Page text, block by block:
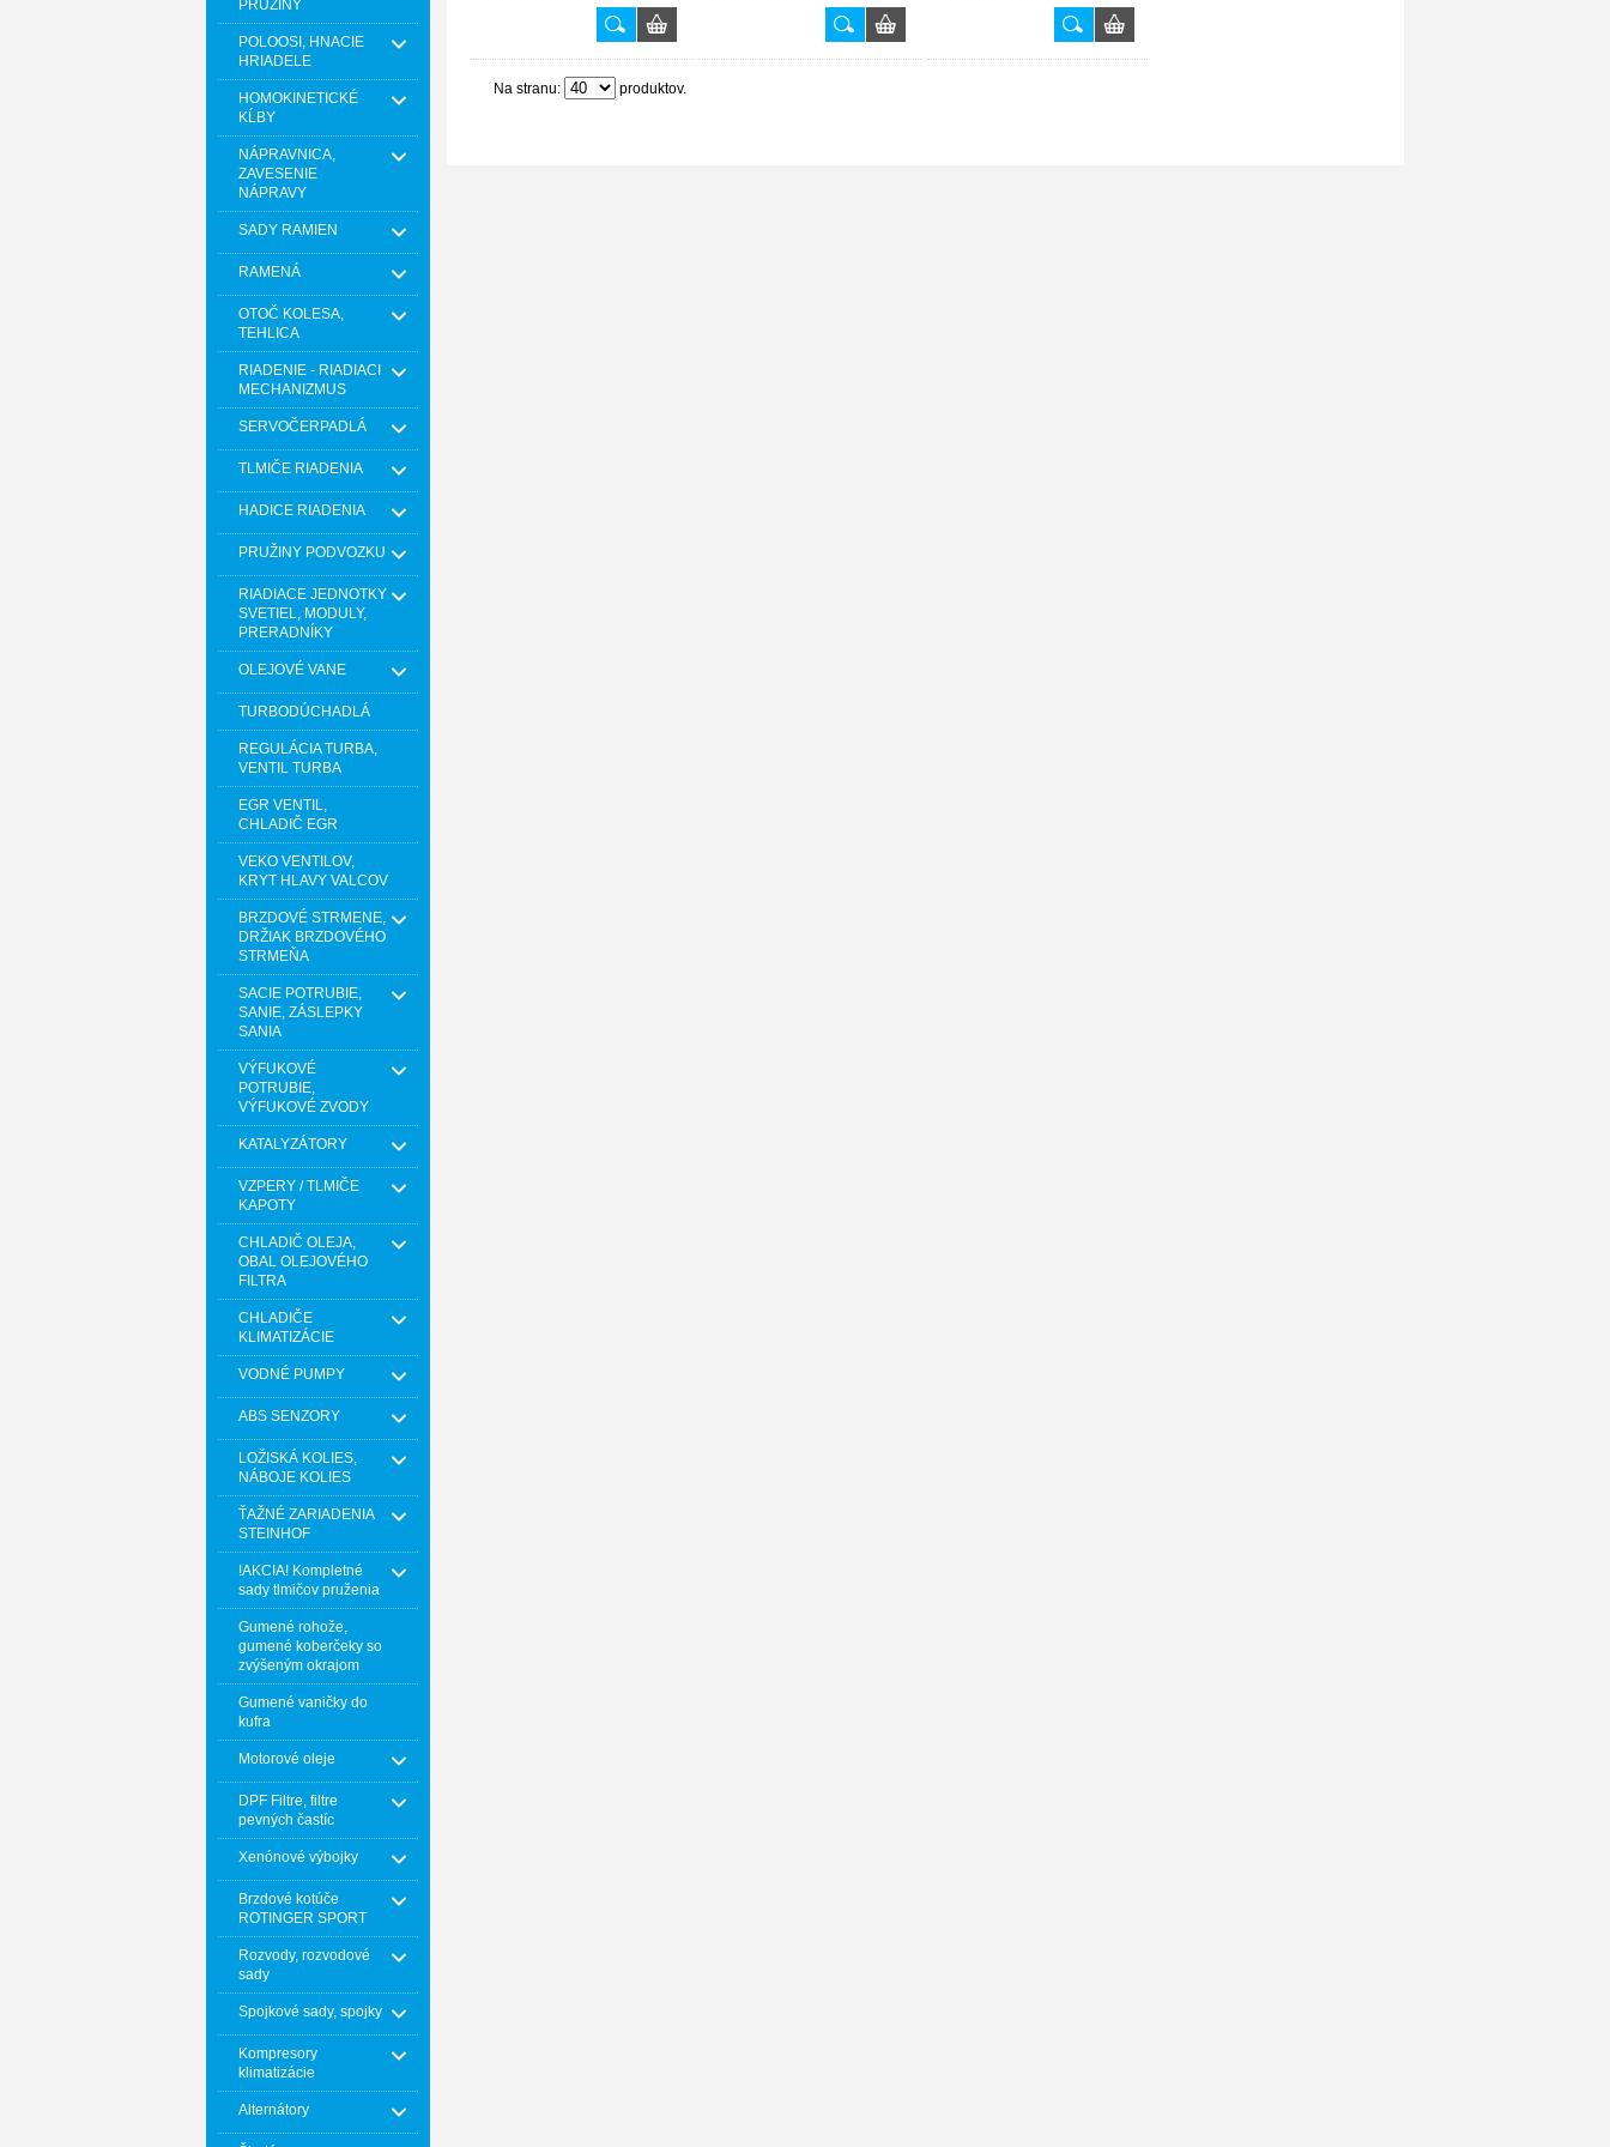
PRUŽINY
POLOOSI, HNACIE
HRIADELE
HOMOKINETICKÉ
KĹBY
NÁPRAVNICA,
ZAVESENIE
NÁPRAVY
SADY RAMIEN
RAMENÁ
OTOČ KOLESA,
TEHLICA
RIADENIE - RIADIACI
MECHANIZMUS
SERVOČERPADLÁ
TLMIČE RIADENIA
HADICE RIADENIA
PRUŽINY PODVOZKU
RIADIACE JEDNOTKY
SVETIEL, MODULY,
PRERADNÍKY
OLEJOVÉ VANE
TURBODÚCHADLÁ
REGULÁCIA TURBA,
VENTIL TURBA
EGR VENTIL,
CHLADIČ EGR
VEKO VENTILOV,
KRYT HLAVY VALCOV
BRZDOVÉ STRMENE,
DRŽIAK BRZDOVÉHO
STRMEŇA
SACIE POTRUBIE,
SANIE, ZÁSLEPKY
SANIA
VÝFUKOVÉ
POTRUBIE,
VÝFUKOVÉ ZVODY
KATALYZÁTORY
VZPERY / TLMIČE
KAPOTY
CHLADIČ OLEJA,
OBAL OLEJOVÉHO
FILTRA
CHLADIČE
KLIMATIZÁCIE
VODNÉ PUMPY
ABS SENZORY
LOŽISKÁ KOLIES,
NÁBOJE KOLIES
ŤAŽNÉ ZARIADENIA
STEINHOF
!AKCIA! Kompletné
sady tlmičov pruženia
Gumené rohože,
gumené koberčeky so
zvýšeným okrajom
Gumené vaničky do
kufra
Motorové oleje
DPF Filtre, filtre
pevných častíc
Xenónové výbojky
Brzdové kotúče
ROTINGER SPORT
Rozvody, rozvodové
sady
Spojkové sady, spojky
Kompresory
klimatizácie
Alternátory
Na stranu: produktov.